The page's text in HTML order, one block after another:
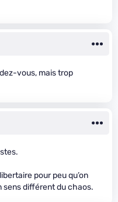
vous, mais trop
pour peu qu’on
sens différent du chaos.